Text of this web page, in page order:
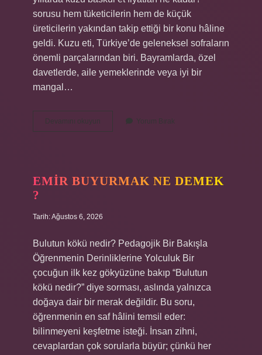
sorusu hem tüketicilerin hem de küçük
üreticilerin yakından takip ettiği bir konu hâline
geldi. Kuzu eti, Türkiye’de geleneksel sofraların
önemli parçalarından biri. Bayramlarda, özel
davetlerde, aile yemeklerinde veya iyi bir
mangal…
Devamını okuyun
baskül
?
Yorum Bırak
EMIR BUYURMAK NE DEMEK
?
Tarih: Ağustos 6, 2026
Bulutun kökü nedir? Pedagojik Bir Bakışla
Öğrenmenin Derinliklerine Yolculuk Bir
çocuğun ilk kez gökyüzüne bakıp “Bulutun
kökü nedir?” diye sorması, aslında yalnızca
doğaya dair bir merak değildir. Bu soru,
öğrenmenin en saf hâlini temsil eder:
bilinmeyeni keşfetme isteği. İnsan zihni,
cevaplardan çok sorularla büyür; çünkü her